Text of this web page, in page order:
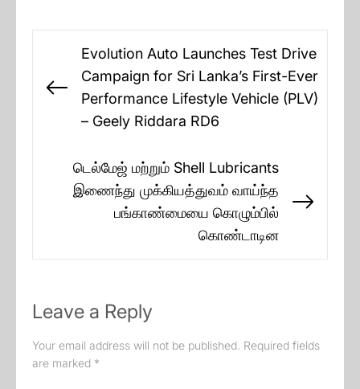
navigation
Previous
Evolution Auto Launches Test Drive
Campaign for Sri Lanka’s First-Ever
Performance Lifestyle Vehicle (PLV)
– Geely Riddara RD6
டெல்மேஜ் மற்றும் Shell Lubricants
இணைந்து முக்கியத்துவம் வாய்ந்த
பங்காண்மையை கொழும்பில்
கொண்டாடின
Leave a Reply
Your email address will not be published. Required fields
are marked *